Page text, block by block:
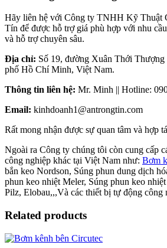
Hãy liên hệ với Công ty TNHH Kỹ Thuật
Tín để được hỗ trợ giá phù hợp với nhu
và hỗ trợ chuyên sâu.
Địa chỉ: Số 19, đường Xuân Thới
phố Hồ Chí Minh, Việt Nam.
Thông tin liên hệ: Mr. Minh || Hotline:
Email: kinhdoanh1@antrongtin.com
Rất mong nhận được sự quan tâm và hợp
Ngoài ra Công ty chúng tôi còn cung cấp
công nghiệp khác tại Việt Nam như: Bơm
bắn keo Nordson, Súng phun dung dịch
phun keo nhiệt Meler, Súng phun keo
Pilz, Elobau,,,Và các thiết bị tự động công
Related products